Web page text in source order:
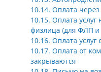
10.14. Оплата
10.15. Оплата
физлица (для ФЛП
10.16. Оплата услуг
10.17. Оплата от
закрываются